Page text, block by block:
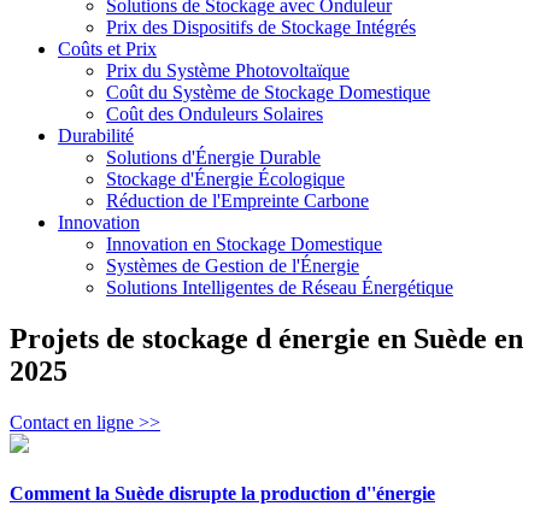
Solutions de Stockage avec Onduleur
Prix des Dispositifs de Stockage Intégrés
Coûts et Prix
Prix du Système Photovoltaïque
Coût du Système de Stockage Domestique
Coût des Onduleurs Solaires
Durabilité
Solutions d'Énergie Durable
Stockage d'Énergie Écologique
Réduction de l'Empreinte Carbone
Innovation
Innovation en Stockage Domestique
Systèmes de Gestion de l'Énergie
Solutions Intelligentes de Réseau Énergétique
Projets de stockage d énergie en Suède en
2025
Contact en ligne >>
Comment la Suède disrupte la production d''énergie